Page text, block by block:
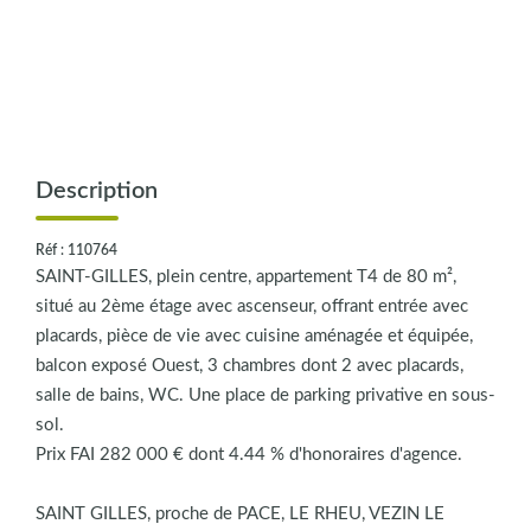
Description
Réf : 110764
SAINT-GILLES, plein centre, appartement T4 de 80 m²,
situé au 2ème étage avec ascenseur, offrant entrée avec
placards, pièce de vie avec cuisine aménagée et équipée,
balcon exposé Ouest, 3 chambres dont 2 avec placards,
salle de bains, WC. Une place de parking privative en sous-
sol.
Prix FAI 282 000 € dont 4.44 % d'honoraires d'agence.
SAINT GILLES, proche de PACE, LE RHEU, VEZIN LE